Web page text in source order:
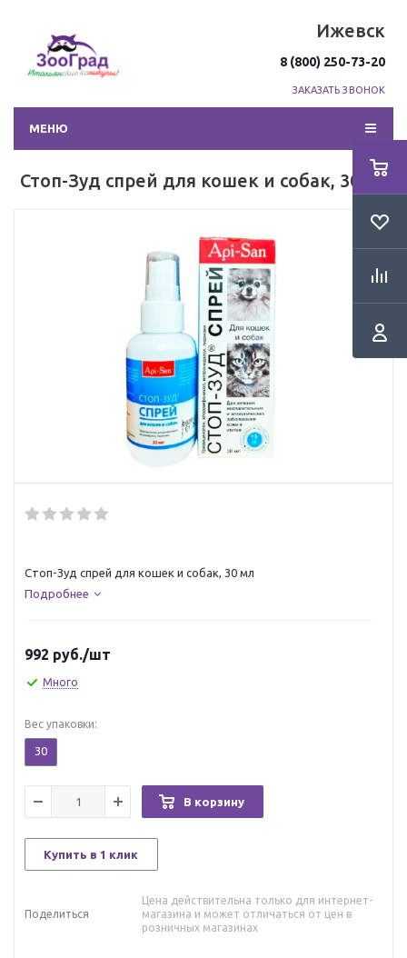
Ижевск
8 (800) 250-73-20
ЗАКАЗАТЬ ЗВОНОК
МЕНЮ
Стоп-Зуд спрей для кошек и собак, 30 мл
Стоп-Зуд спрей для кошек и собак, 30 мл
Подробнее
992 руб./шт
Много
Вес упаковки:
30
В корзину
Купить в 1 клик
Поделиться
Цена действительна только для интернет-
магазина и может отличаться от цен в
розничных магазинах